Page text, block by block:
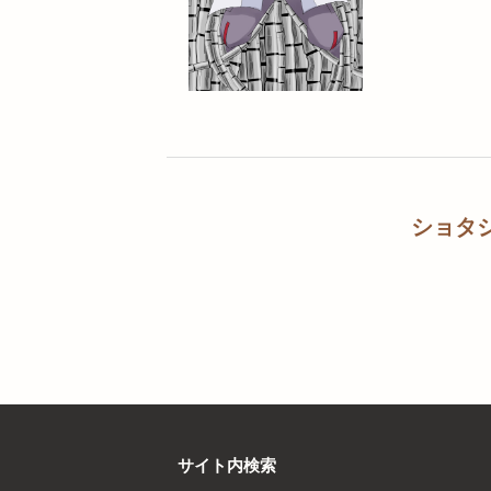
ショタ
サイト内検索